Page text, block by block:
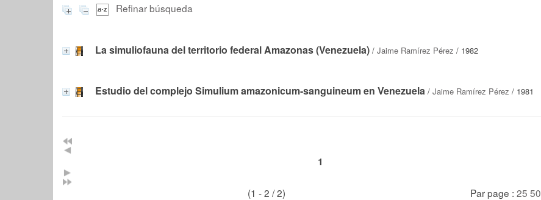
Refinar búsqueda
La simuliofauna del territorio federal Amazonas (Venezuela) / Jaime Ramírez Pérez / 1982
Estudio del complejo Simulium amazonicum-sanguineum en Venezuela / Jaime Ramírez Pérez / 1981
1
(1 - 2 / 2) Par page : 25 50